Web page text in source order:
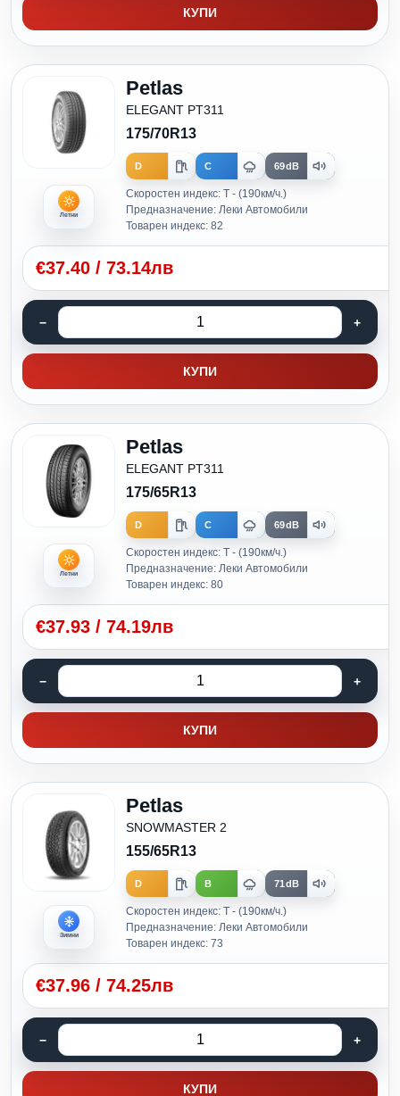
КУПИ
Летни
Petlas
ELEGANT PT311
175/70R13
D C 69dB
Скоростен индекс: T - (190км/ч.)
Предназначение: Леки Автомобили
Товарен индекс: 82
€37.40 / 73.14лв
КУПИ
Летни
Petlas
ELEGANT PT311
175/65R13
D C 69dB
Скоростен индекс: T - (190км/ч.)
Предназначение: Леки Автомобили
Товарен индекс: 80
€37.93 / 74.19лв
КУПИ
Зимни
Petlas
SNOWMASTER 2
155/65R13
D B 71dB
Скоростен индекс: T - (190км/ч.)
Предназначение: Леки Автомобили
Товарен индекс: 73
€37.96 / 74.25лв
КУПИ